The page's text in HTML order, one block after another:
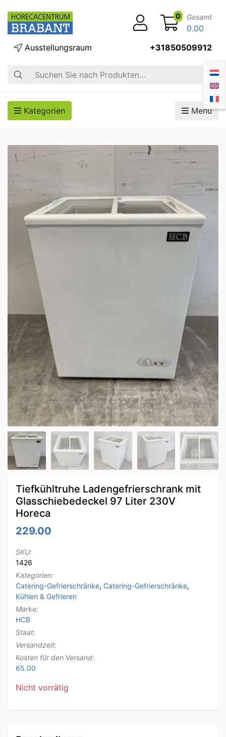
Suche
Ausstellungsraum +31850509912
0 Gesamt
0.00
Kategorien Menü
Tiefkühltruhe Ladengefrierschrank mit
Glasschiebedeckel 97 Liter 230V
Horeca
229.00
SKU:
1426
Kategorien:
Catering-Gefrierschränke, Catering-Gefrierschränke,
Kühlen & Gefrieren
Marke:
HCB
Staat:
Versandzeit:
Kosten für den Versand:
65.00
Nicht vorrätig